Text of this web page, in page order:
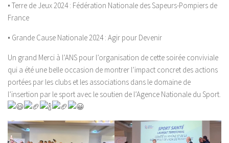
• Terre de Jeux 2024 : Fédération Nationale des Sapeurs-Pompiers de
France
• Grande Cause Nationale 2024 : Agir pour Devenir
Un grand Merci à l’ANS pour l’organisation de cette soirée conviviale
qui a été une belle occasion de montrer l’impact concret des actions
portées par les clubs et les associations dans le domaine de
l’insertion par le sport avec le soutien de l’Agence Nationale du Sport.